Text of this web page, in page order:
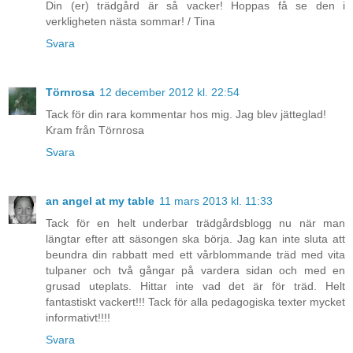
Din (er) trädgård är så vacker! Hoppas få se den i
verkligheten nästa sommar! / Tina
Svara
Törnrosa 12 december 2012 kl. 22:54
Tack för din rara kommentar hos mig. Jag blev jätteglad!
Kram från Törnrosa
Svara
an angel at my table 11 mars 2013 kl. 11:33
Tack för en helt underbar trädgårdsblogg nu när man
längtar efter att säsongen ska börja. Jag kan inte sluta att
beundra din rabbatt med ett vårblommande träd med vita
tulpaner och två gångar på vardera sidan och med en
grusad uteplats. Hittar inte vad det är för träd. Helt
fantastiskt vackert!!! Tack för alla pedagogiska texter mycket
informativt!!!!
Svara